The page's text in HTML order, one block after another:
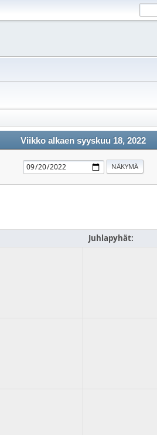
Viikko alkaen syyskuu 18, 2022
Juhlapyhät: